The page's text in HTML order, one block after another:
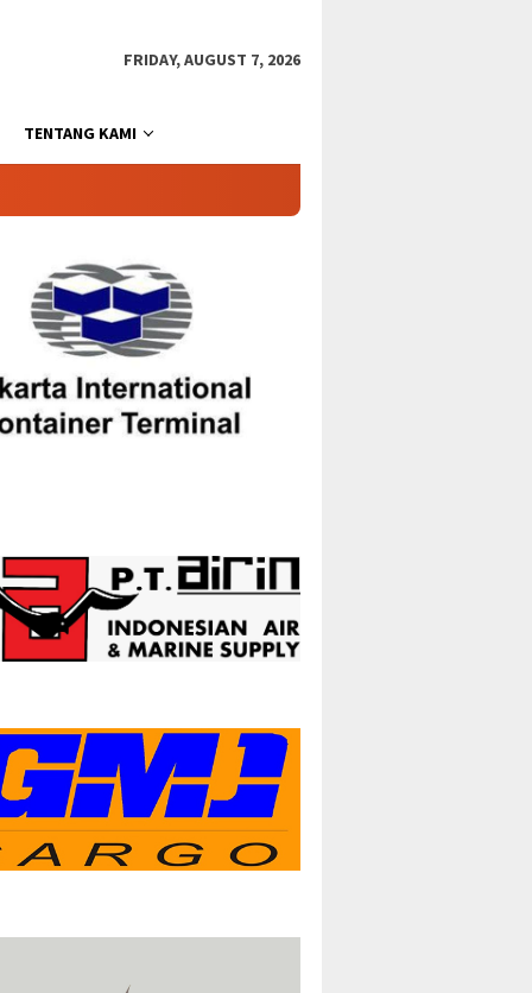
FRIDAY, AUGUST 7, 2026
TENTANG KAMI